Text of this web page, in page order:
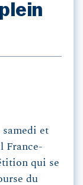
et
France-
qui se
du